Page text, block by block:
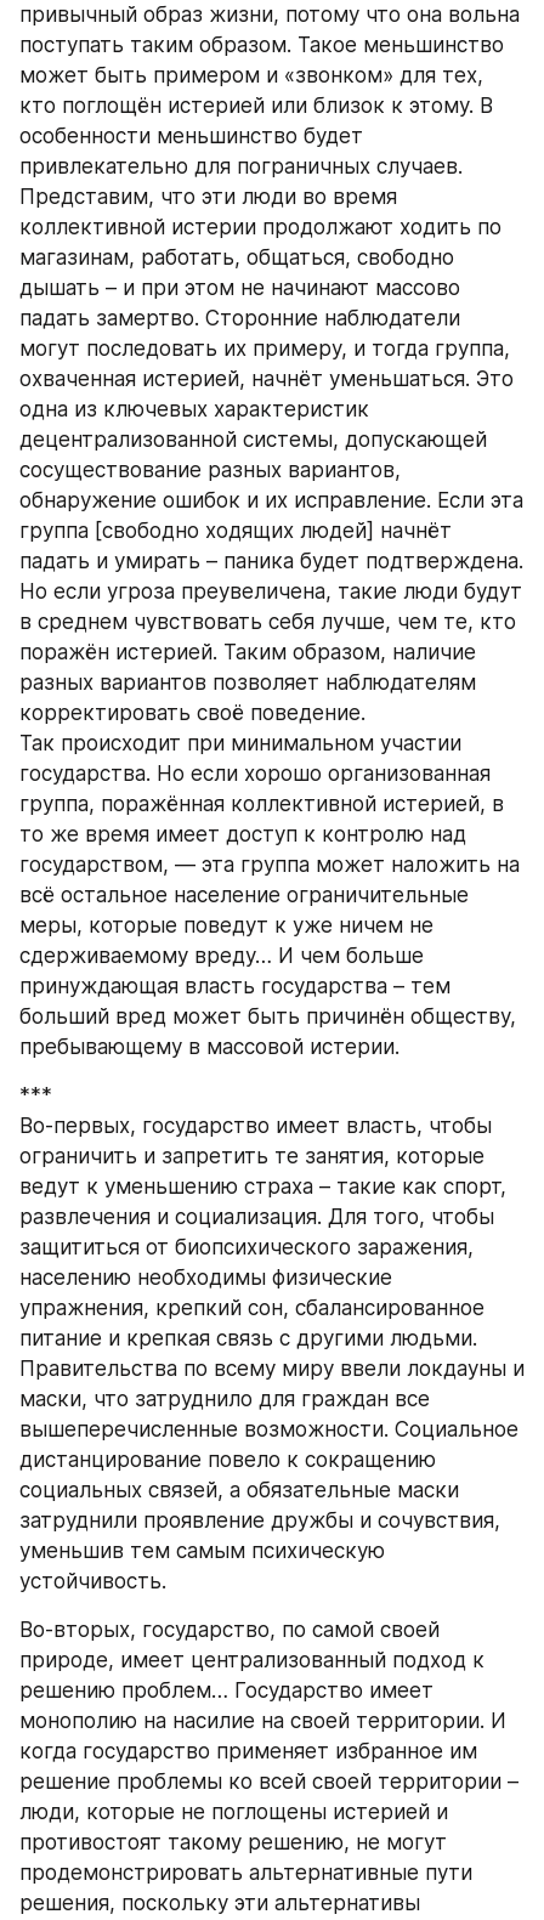
привычный образ жизни, потому что она вольна
поступать таким образом. Такое меньшинство
может быть примером и «звонком» для тех,
кто поглощён истерией или близок к этому. В
особенности меньшинство будет
привлекательно для пограничных случаев.
Представим, что эти люди во время
коллективной истерии продолжают ходить по
магазинам, работать, общаться, свободно
дышать – и при этом не начинают массово
падать замертво. Сторонние наблюдатели
могут последовать их примеру, и тогда группа,
охваченная истерией, начнёт уменьшаться. Это
одна из ключевых характеристик
децентрализованной системы, допускающей
сосуществование разных вариантов,
обнаружение ошибок и их исправление. Если эта
группа [свободно ходящих людей] начнёт
падать и умирать – паника будет подтверждена.
Но если угроза преувеличена, такие люди будут
в среднем чувствовать себя лучше, чем те, кто
поражён истерией. Таким образом, наличие
разных вариантов позволяет наблюдателям
корректировать своё поведение.
Так происходит при минимальном участии
государства. Но если хорошо организованная
группа, поражённая коллективной истерией, в
то же время имеет доступ к контролю над
государством, — эта группа может наложить на
всё остальное население ограничительные
меры, которые поведут к уже ничем не
сдерживаемому вреду… И чем больше
принуждающая власть государства – тем
больший вред может быть причинён обществу,
пребывающему в массовой истерии.
***
Во-первых, государство имеет власть, чтобы
ограничить и запретить те занятия, которые
ведут к уменьшению страха – такие как спорт,
развлечения и социализация. Для того, чтобы
защититься от биопсихического заражения,
населению необходимы физические
упражнения, крепкий сон, сбалансированное
питание и крепкая связь с другими людьми.
Правительства по всему миру ввели локдауны и
маски, что затруднило для граждан все
вышеперечисленные возможности. Социальное
дистанцирование повело к сокращению
социальных связей, а обязательные маски
затруднили проявление дружбы и сочувствия,
уменьшив тем самым психическую
устойчивость.
Во-вторых, государство, по самой своей
природе, имеет централизованный подход к
решению проблем… Государство имеет
монополию на насилие на своей территории. И
когда государство применяет избранное им
решение проблемы ко всей своей территории –
люди, которые не поглощены истерией и
противостоят такому решению, не могут
продемонстрировать альтернативные пути
решения, поскольку эти альтернативы